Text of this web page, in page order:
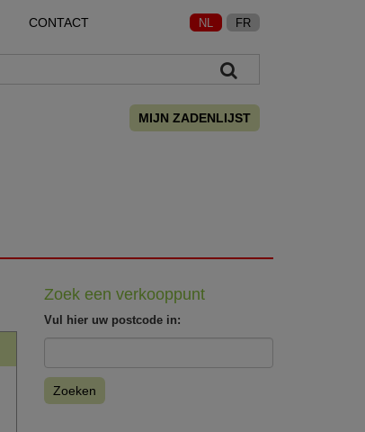
CONTACT NL FR
MIJN ZADENLIJST
Zoek een verkooppunt
Vul hier uw postcode in:
Zoeken